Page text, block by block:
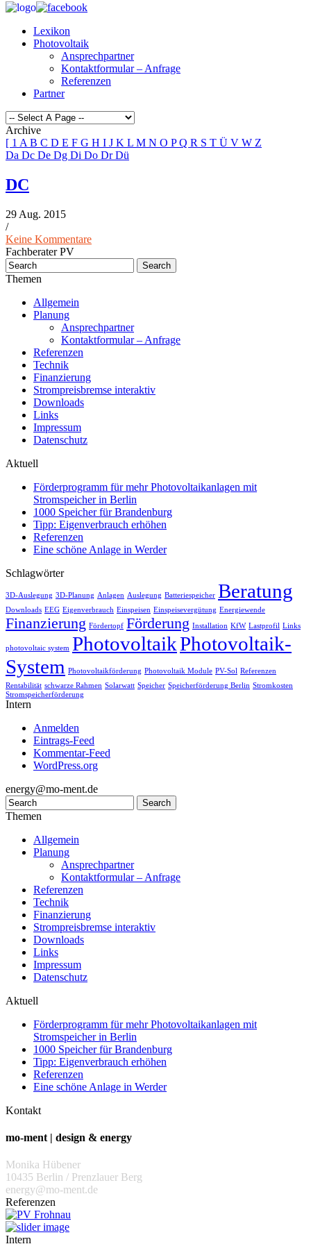
Lexikon
Photovoltaik
Ansprechpartner
Kontaktformular – Anfrage
Referenzen
Partner
Archive
[ 1 A B C D E F G H I J K L M N O PQ R S T Ü V W Z
Da Dc De Dg Di Do DrDü
DC
29 Aug. 2015
/
Keine Kommentare
Fachberater PV
Themen
Allgemein
Planung
Ansprechpartner
Kontaktformular – Anfrage
Referenzen
Technik
Finanzierung
Strompreisbremse interaktiv
Downloads
Links
Impressum
Datenschutz
Aktuell
Förderprogramm für mehr Photovoltaikanlagen mit
Stromspeicher in Berlin
1000 Speicher für Brandenburg
Tipp: Eigenverbrauch erhöhen
Referenzen
Eine schöne Anlage in Werder
Schlagwörter
3D-Auslegung 3D-Planung Anlagen Auslegung Batteriespeicher Beratung
Downloads EEG Eigenverbrauch Einspeisen Einspeisevergütung Energiewende
Finanzierung Fördertopf Förderung Installation KfW Lastprofil Links
photovoltaic system PhotovoltaikPhotovoltaik-
System Photovoltaikförderung Photovoltaik Module PV-Sol Referenzen
Rentabilität schwarze Rahmen Solarwatt Speicher Speicherförderung Berlin Stromkosten
Stromspeicherförderung
Intern
Anmelden
Eintrags-Feed
Kommentar-Feed
WordPress.org
energy@mo-ment.de
Themen
Allgemein
Planung
Ansprechpartner
Kontaktformular – Anfrage
Referenzen
Technik
Finanzierung
Strompreisbremse interaktiv
Downloads
Links
Impressum
Datenschutz
Aktuell
Förderprogramm für mehr Photovoltaikanlagen mit
Stromspeicher in Berlin
1000 Speicher für Brandenburg
Tipp: Eigenverbrauch erhöhen
Referenzen
Eine schöne Anlage in Werder
Kontakt
mo-ment | design & energy
Monika Hübener
10435 Berlin / Prenzlauer Berg
energy@mo-ment.de
Referenzen
Intern